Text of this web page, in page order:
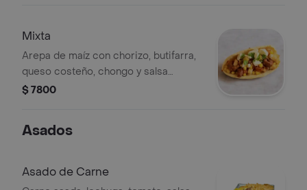
Mixta
Arepa de maíz con chorizo, butifarra,
queso costeño, chongo y salsa
tártara.
$ 7800
Asados
Asado de Carne